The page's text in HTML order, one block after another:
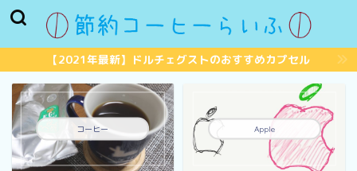
【2021年最新】ドルチェグストのおすすめカプセル
コーヒー Apple